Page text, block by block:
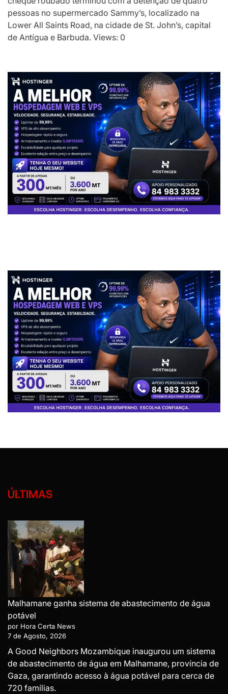
pessoas no supermercado Sammy’s, localizado na
Lower All Saints Road, na cidade de St. John’s, capital
de Antígua e Barbuda. Views: 0
ÚLTIMAS
Malhamane ganha sistema de abastecimento de água
potável
por Hora Certa News
7 de Agosto, 2026
A Good Neighbors Mozambique inaugurou um sistema
de abastecimento de água em Malhamane, província de
Gaza, garantindo acesso à água potável para cerca de
720 famílias.